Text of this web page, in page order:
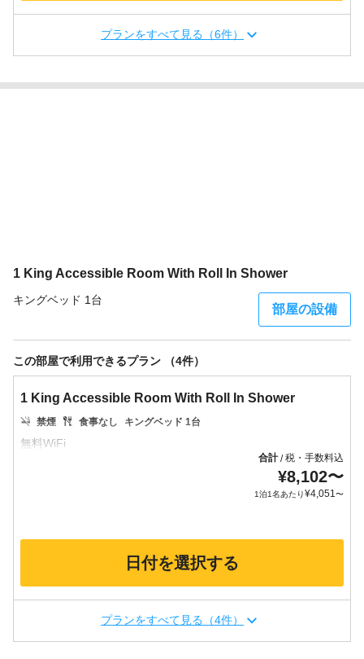
プランをすべて見る（6件）
1 King Accessible Room With Roll In Shower
キングベッド 1台
部屋の設備
この部屋で利用できるプラン （4件）
1 King Accessible Room With Roll In Shower
禁煙 食事なし キングベッド 1台
合計/税・手数料込
¥8,102〜
1泊1名あたり¥4,051〜
日付を選択する
プランをすべて見る（4件）